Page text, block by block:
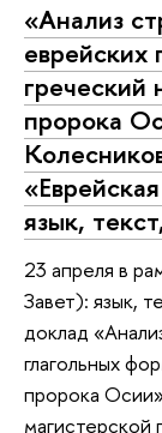
«Анализ
еврейских
греческий
пророка
язык,
23 апреля в
Завет): язык,
доклад
глагольных
пророка
магистерской